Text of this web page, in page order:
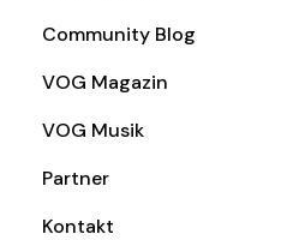
Community Blog
VOG Magazin
VOG Musik
Partner
Kontakt